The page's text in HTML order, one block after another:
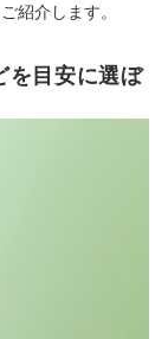
紹介します。
を目安に選ぼ